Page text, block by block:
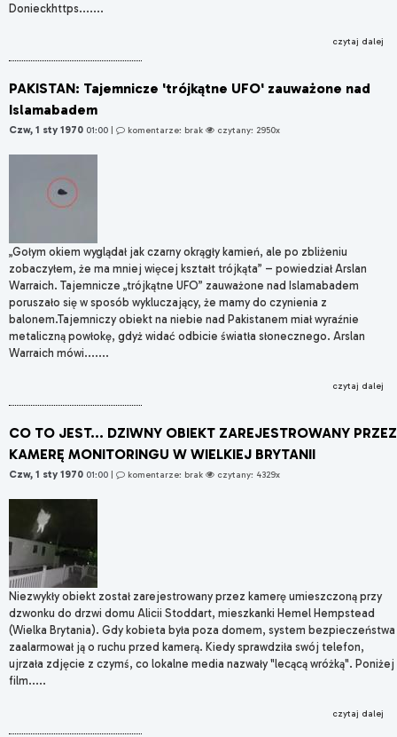
Donieckhttps.......
czytaj dalej
PAKISTAN: Tajemnicze 'trójkątne UFO' zauważone nad
Islamabadem
Czw, 1 sty 1970 01:00 komentarze: brak czytany: 2950x
„Gołym okiem wyglądał jak czarny okrągły kamień, ale po zbliżeniu
zobaczyłem, że ma mniej więcej kształt trójkąta” – powiedział Arslan
Warraich. Tajemnicze „trójkątne UFO” zauważone nad Islamabadem
poruszało się w sposób wykluczający, że mamy do czynienia z
balonem.Tajemniczy obiekt na niebie nad Pakistanem miał wyraźnie
metaliczną powłokę, gdyż widać odbicie światła słonecznego. Arslan
Warraich mówi.......
czytaj dalej
CO TO JEST... DZIWNY OBIEKT ZAREJESTROWANY PRZEZ
KAMERĘ MONITORINGU W WIELKIEJ BRYTANII
Czw, 1 sty 1970 01:00 komentarze: brak czytany: 4329x
Niezwykły obiekt został zarejestrowany przez kamerę umieszczoną przy
dzwonku do drzwi domu Alicii Stoddart, mieszkanki Hemel Hempstead
(Wielka Brytania). Gdy kobieta była poza domem, system bezpieczeństwa
zaalarmował ją o ruchu przed kamerą. Kiedy sprawdziła swój telefon,
ujrzała zdjęcie z czymś, co lokalne media nazwały "lecącą wróżką". Poniżej
film.....
czytaj dalej